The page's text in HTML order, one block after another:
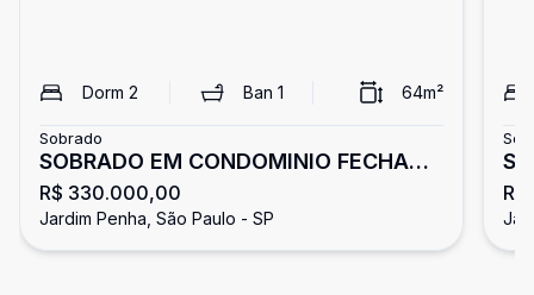
Dorm 2 Ban 1 64m²
Sobrado
SOBRADO EM CONDOMINIO FECHADO
Á VENDA - JARDIM PENHA
R$ 330.000,00
Jardim Penha, São Paulo - SP